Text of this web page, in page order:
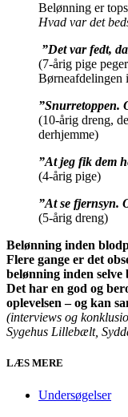
Belønning er
Hvad var det
”Det var fedt,
(7-årig pige
Børneafdelingen
”Snurretoppen.
(10-årig dreng,
derhjemme)
”At jeg fik dem
(4-årig pige)
”At se fjernsyn.
(5-årig dreng)
Belønning inden
Flere gange er det
belønning inden
Det har en god og
oplevelsen – og kan
(interviews og
Sygehus Lillebælt,
LÆS MERE
Undersøgelser